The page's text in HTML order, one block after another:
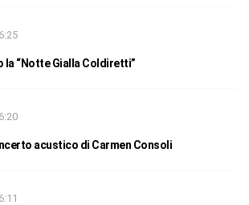
la “Notte Gialla Coldiretti”
acustico di Carmen Consoli